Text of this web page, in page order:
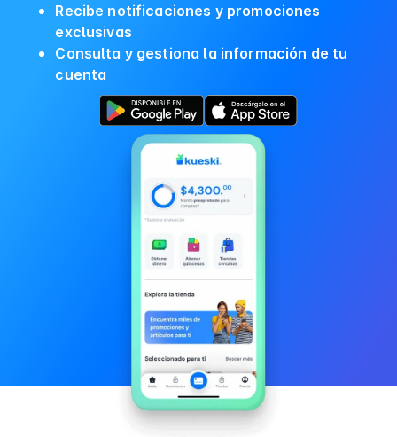
Recibe notificaciones y promociones
exclusivas
Consulta y gestiona la información de tu
cuenta